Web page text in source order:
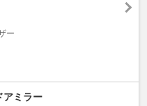
ー
アミラー